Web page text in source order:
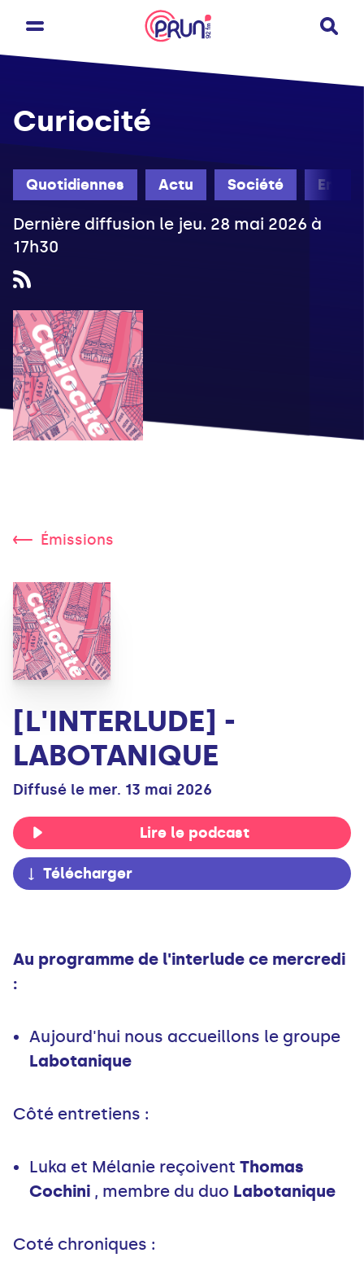
Quotidiennes Actu Société
Curiocité
Dernière diffusion le jeu. 28 mai 2026 à
17h30
Émissions
[L'INTERLUDE] -
LABOTANIQUE
Diffusé le mer. 13 mai 2026
Lire le podcast
Télécharger
Au programme de l'interlude ce mercredi
:
Aujourd'hui nous accueillons le groupe
Labotanique
Côté entretiens :
Luka et Mélanie reçoivent Thomas
Cochini , membre du duo Labotanique
Coté chroniques :